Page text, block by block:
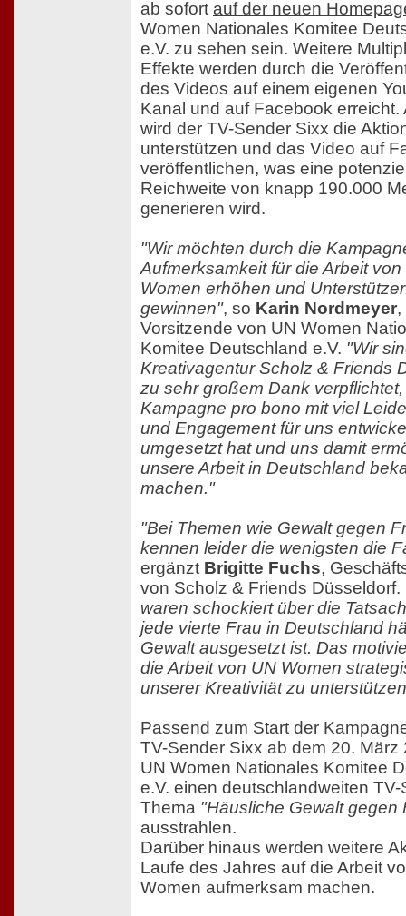
ab sofort auf der neuen
Women Nationales Komitee
e.V. zu sehen sein. Weitere
Effekte werden durch die
des Videos auf einem eigenen
Kanal und auf Facebook erreicht.
wird der TV-Sender Sixx die
unterstützen und das Video auf
veröffentlichen, was eine
Reichweite von knapp 190.000
generieren wird.
"Wir möchten durch die
Aufmerksamkeit für die Arbeit von
Women erhöhen und
gewinnen", so Karin Nordmeyer,
Vorsitzende von UN Women
Komitee Deutschland e.V. "Wir
Kreativagentur Scholz & Friends
zu sehr großem Dank
Kampagne pro bono mit viel
und Engagement für uns
umgesetzt hat und uns damit
unsere Arbeit in Deutschland
machen."
"Bei Themen wie Gewalt gegen
kennen leider die wenigsten die
ergänzt Brigitte Fuchs,
von Scholz & Friends Düsseldorf.
waren schockiert über die
jede vierte Frau in Deutschland
Gewalt ausgesetzt ist. Das
die Arbeit von UN Women
unserer Kreativität zu
Passend zum Start der
TV-Sender Sixx ab dem 20. März
UN Women Nationales Komitee
e.V. einen deutschlandweiten TV-
Thema "Häusliche Gewalt gegen
ausstrahlen.
Darüber hinaus werden weitere
Laufe des Jahres auf die Arbeit
Women aufmerksam machen.